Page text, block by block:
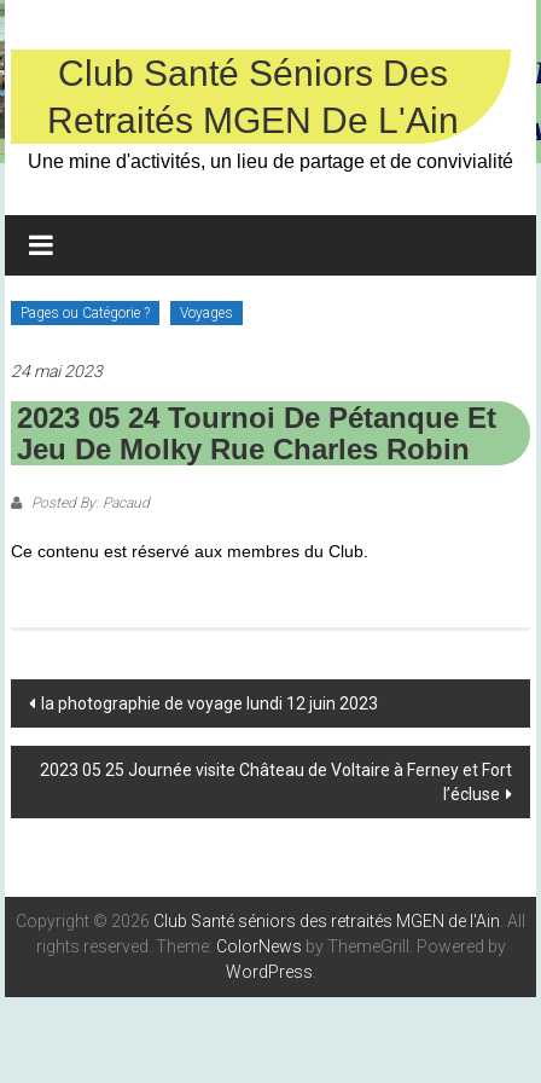
Skip
to
contentClub Santé Séniors Des
Retraités MGEN De L'Ain
Une mine d'activités, un lieu de partage et de convivialité
Pages ou Catégorie ? Voyages
24 mai 2023
2023 05 24 Tournoi De Pétanque Et
Jeu De Molky Rue Charles Robin
Posted By: Pacaud
Ce contenu est réservé aux membres du Club.
Post
Navigation
la photographie de voyage lundi 12 juin 2023
2023 05 25 Journée visite Château de Voltaire à Ferney et Fort
l’écluse
Copyright © 2026 Club Santé séniors des retraités MGEN de l'Ain . All
rights reserved. Theme: ColorNews by ThemeGrill. Powered by
WordPress